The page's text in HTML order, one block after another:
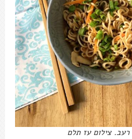
רעב. צילום עז תלם